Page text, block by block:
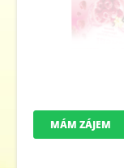
MÁM ZÁJEM